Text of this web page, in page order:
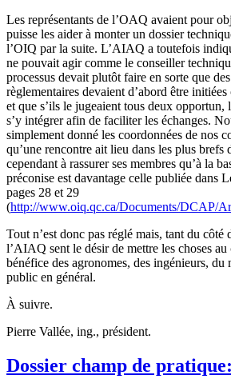
Les représentants de l’OAQ avaient pour
puisse les aider à monter un dossier
l’OIQ par la suite. L’AIAQ a toutefois
ne pouvait agir comme le conseiller
processus devait plutôt faire en sorte que
règlementaires devaient d’abord être
et que s’ils le jugeaient tous deux
s’y intégrer afin de faciliter les échanges.
simplement donné les coordonnées de nos
qu’une rencontre ait lieu dans les plus
cependant à rassurer ses membres qu’à la
préconise est davantage celle publiée dans
pages 28 et 29
(http://www.oiq.qc.ca/Documents/DCAP/
Tout n’est donc pas réglé mais, tant du
l’AIAQ sent le désir de mettre les choses
bénéfice des agronomes, des ingénieurs,
public en général.
À suivre.
Pierre Vallée, ing., président.
Dossier champ de